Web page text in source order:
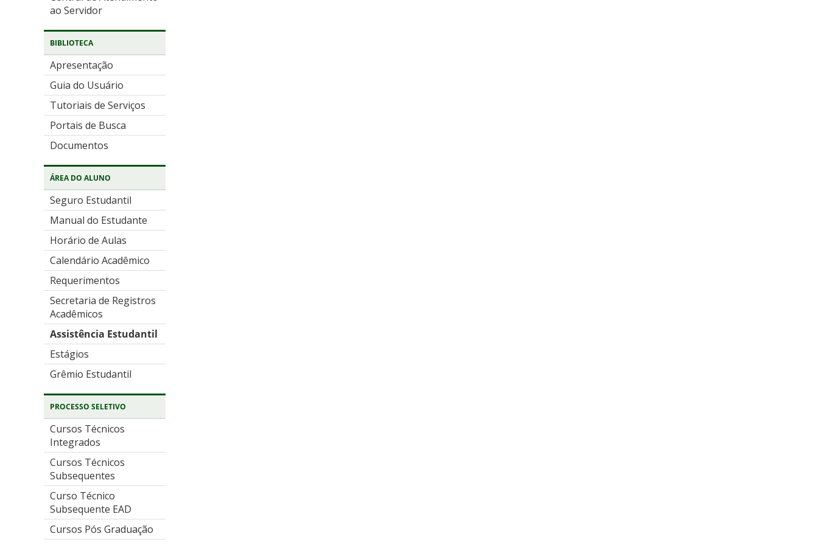
ao Servidor
BIBLIOTECA
Apresentação
Guia do Usuário
Tutoriais de Serviços
Portais de Busca
Documentos
ÁREA DO ALUNO
Seguro Estudantil
Manual do Estudante
Horário de Aulas
Calendário Acadêmico
Requerimentos
Secretaria de Registros
Acadêmicos
Assistência Estudantil
Estágios
Grêmio Estudantil
PROCESSO SELETIVO
Cursos Técnicos
Integrados
Cursos Técnicos
Subsequentes
Curso Técnico
Subsequente EAD
Cursos Pós Graduação